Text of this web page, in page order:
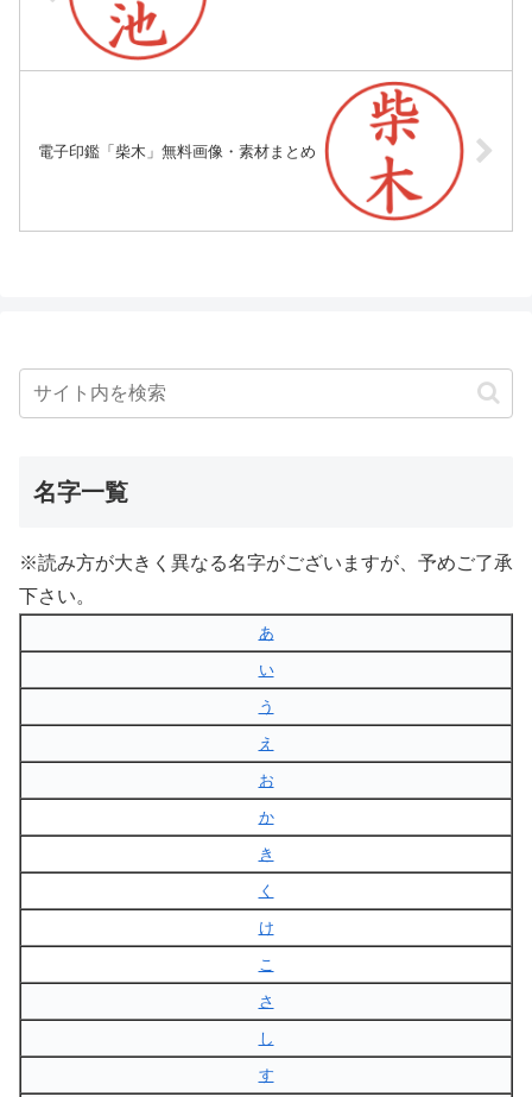
電子印鑑「柴木」無料画像・素材まとめ
名字一覧
※読み方が大きく異なる名字がございますが、予めご了承
下さい。
あ
い
う
え
お
か
き
く
け
こ
さ
し
す